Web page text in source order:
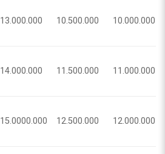
13.000.000 10.500.000 10.000.000
14.000.000 11.500.000 11.000.000
15.0000.000 12.500.000 12.000.000